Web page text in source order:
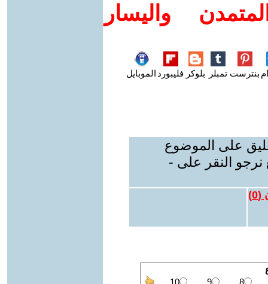
واليسار
بنترست تمبلر بلوكر فليبورد الموبايل
على الموضوع
نرجو النقر على -
(
0
)